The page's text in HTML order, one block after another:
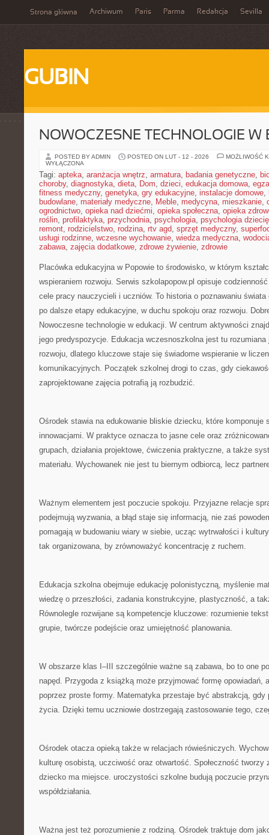
Strona główna Archiwum Paris Parma Redakcja Sevilla
GUBIN
NOWOCZESNE TECHNOLOGIE W
POSTED BY ADMIN POSTED ON LUT - 12 - 2026
MOŻLIWOŚĆ
WYŁĄCZONA
Tagi: apteka, aranżacja wnętrz, armatura, badania genetyczne,
choroby, diagnostyka, dieta, Dom, dzieci, edukacja domowa,
fitness medyczny, genetyka, gry edukacyjne, instalacje domowe,
budowlane, materiały medyczne, Meble, medycyna, mieszkanie,
ogrodnictwo, opieka nad dziećmi, opieka społeczna, opieka
roślin, profilaktyka, przychodnia, psychologia, psychologia
remont, rodzicielstwo, rodzina, rtv agd, sprzęt medyczny,
usługi rodzinne, wczesne wychowanie, wiedza medyczna,
zabawa, zajęcia dodatkowe, zdrowe żywienie, zdrowie
Placówka edukacyjna w Popowie to środowisko, w którym
wspieraniem rozwoju. Serwis szkolapopow.pl opisuje
cele pracy nauczycieli i uczniów. To historia o poznawaniu
po dalsze etapy edukacyjne, w duchu spokoju oraz rozwoju.
Nowoczesne technologie w edukacji. W centrum aktywności
jego predyspozycje. Edukacja wczesnoszkolna jest tu rozumiana
rozwoju, dlatego kluczowe staje się świadome wspieranie w
komunikacyjnych. Początek szkolnej drogi to czas, gdy
zaprojektowane zajęcia potrafią ją rozbudzić.
Ośrodek stawia na edukowanie bliskie dziecku, które komponuje
innowacjami. W praktyce oznacza to jasne cele oraz
grupach, działania projektowe, ćwiczenia praktyczne, a także
materiału. Wychowanek nie jest tu biernym odbiorcą, lecz
Ważnym elementem jest poczucie spokoju. Przyjazne relacje
podejmują wyzwania, a błąd staje się informacją, nie zaś
pomagają w budowaniu wiary w siebie, ucząc wytrwałości i
tak organizowana, by zrównoważyć koncentrację z ruchem.
Edukacja szkolna obejmuje edukację polonistyczną, myślenie
wiedzę o przeszłości, zadania konstrukcyjne, plastyczność, a
Równolegle rozwijane są kompetencje kluczowe: rozumienie
grupie, twórcze podejście oraz umiejętność planowania.
W obszarze klas I–III szczególnie ważne są zabawa, bo to one
napęd. Przygoda z książką może przyjmować formę opowiadań,
poprzez proste formy. Matematyka przestaje być abstrakcją, gdy
życia. Dzięki temu uczniowie dostrzegają zastosowanie tego,
Ośrodek otacza opieką także w relacjach rówieśniczych.
kulturę osobistą, uczciwość oraz otwartość. Społeczność tworzy
dziecko ma miejsce. uroczystości szkolne budują poczucie
współdziałania.
Ważna jest też porozumienie z rodziną. Ośrodek traktuje dom